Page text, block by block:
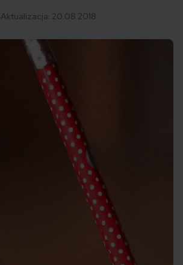
Aktualizacja: 20.08.2018